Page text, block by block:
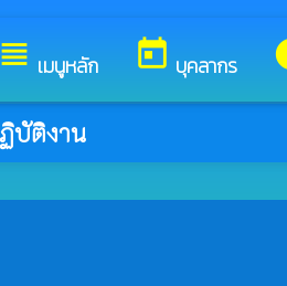
view_headline เมนูหลัก today บุคลากร
ยินดีต้อนรับสู่เว็บไซต์ขอ
บัติงาน